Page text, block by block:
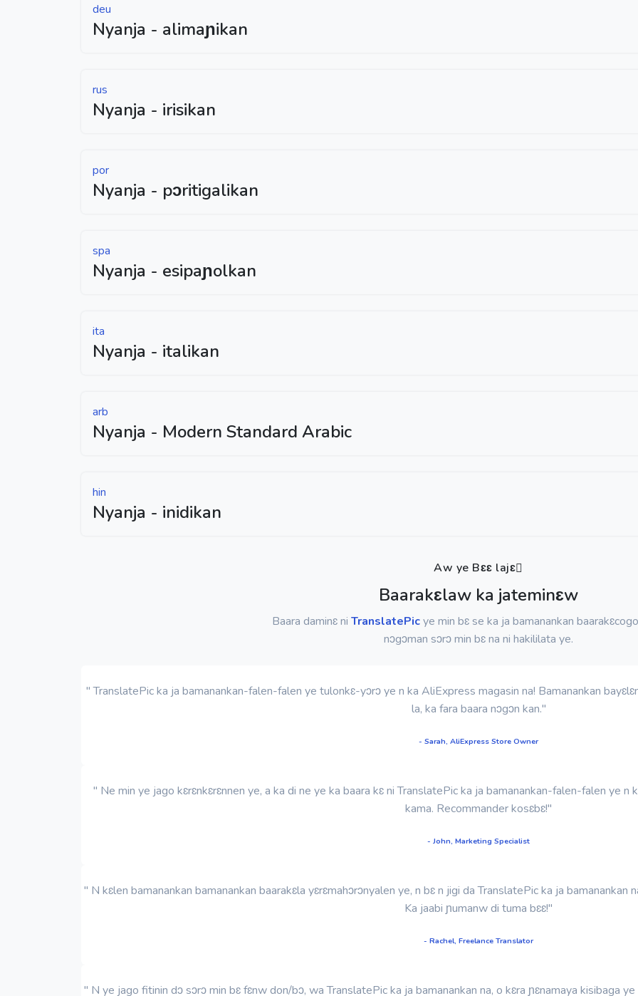
deu
Nyanja - alimaɲikan
rus
Nyanja - irisikan
por
Nyanja - pɔritigalikan
spa
Nyanja - esipaɲolkan
ita
Nyanja - italikan
arb
Nyanja - Modern Standard Arabic
hin
Nyanja - inidikan
Aw ye Bɛɛ lajɛ
Baarakɛlaw ka jateminɛw
Baara daminɛ ni TranslatePicye min bɛ se ka ja bamanankan
nɔgɔman sɔrɔ min bɛ na ni hakililata ye.
" TranslatePic ka ja bamanankan-falen-falen ye tulonkɛ-yɔrɔ ye n ka AliExpress magasin na! Bamanankan
la, ka fara baara nɔgɔn kan."
- Sarah, AliExpress Store Owner
" Ne min ye jago kɛrɛnkɛrɛnnen ye, a ka di ne ye ka baara kɛ ni TranslatePic ka ja bamanankan-falen-falen ye n
kama. Recommander kosɛbɛ!"
- John, Marketing Specialist
" N kɛlen bamanankan bamanankan baarakɛla yɛrɛmahɔrɔnyalen ye, n bɛ n jigi da TranslatePic ka ja bamanankan
Ka jaabi ɲumanw di tuma bɛɛ!"
- Rachel, Freelance Translator
" N ye jago fitinin dɔ sɔrɔ min bɛ fɛnw don/bɔ, wa TranslatePic ka ja bamanankan na, o kɛra ɲɛnamaya kisibaga